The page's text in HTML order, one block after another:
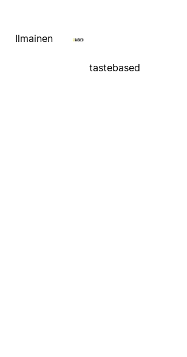
Ilmainen
tastebased